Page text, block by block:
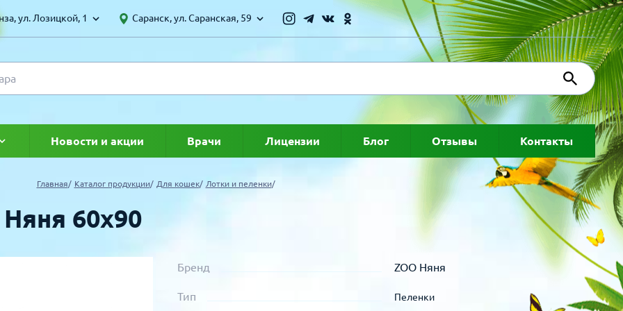
ул. Лозицкой, 1 Саранск, ул. Саранская, 59
Новости и акции Врачи Лицензии Блог Отзывы Контакты
Главная Каталог продукции Для кошек Лотки и пеленки
60х90
Бренд ZOO Няня
Тип Пеленки